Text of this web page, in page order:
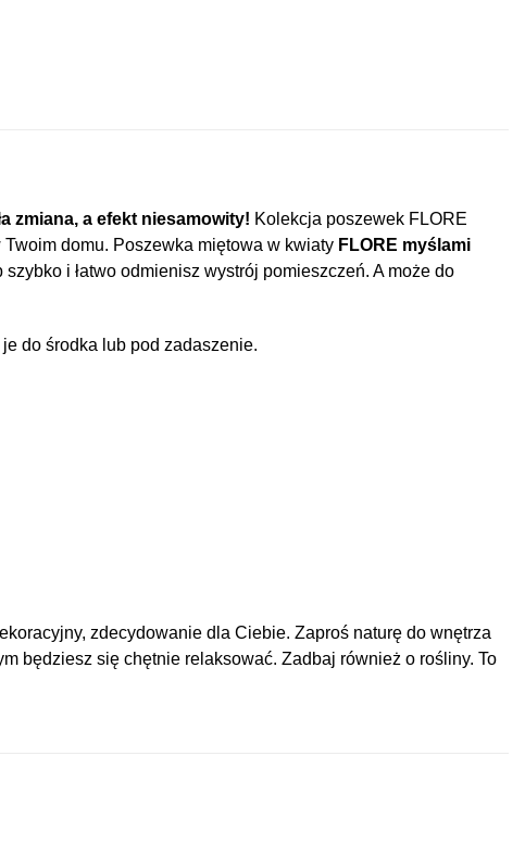
zmiana, a efekt niesamowity! Kolekcja poszewek FLORE
domu. Poszewka miętowa w kwiaty FLORE myślami
i łatwo odmienisz wystrój pomieszczeń. A może do
do środka lub pod zadaszenie.
zdecydowanie dla Ciebie. Zaproś naturę do wnętrza
będziesz się chętnie relaksować. Zadbaj również o rośliny. To